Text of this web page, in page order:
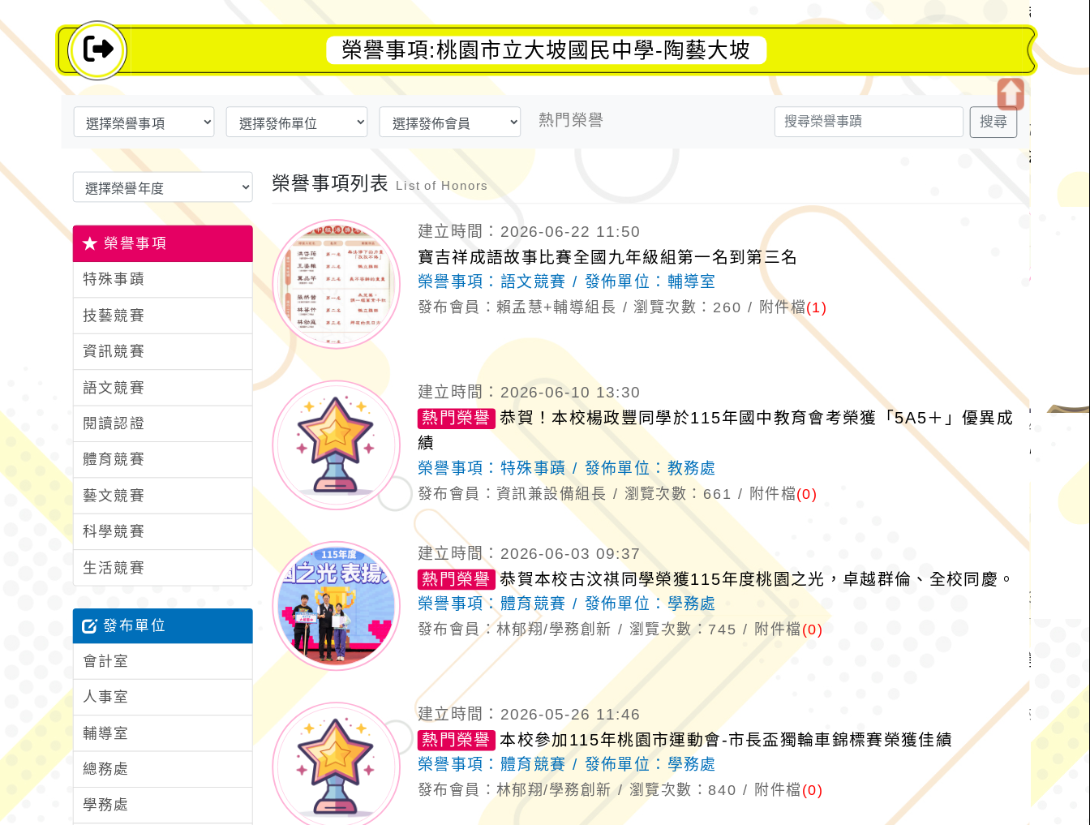
開
啟
榮譽事項:桃園市立大坡國民中學-陶藝大坡
熱門榮譽 搜尋
榮譽事項
特殊事蹟
技藝競賽
資訊競賽
語文競賽
閱讀認證
體育競賽
藝文競賽
科學競賽
生活競賽
發布單位
會計室
人事室
輔導室
總務處
學務處
榮譽事項列表 List of Honors
建立時間：2026-06-22 11:50
寶吉祥成語故事比賽全國九年級組第一名到第三名
榮譽事項： 語文競賽 發佈單位： 輔導室
發布會員：賴孟慧+輔導組長 瀏覽次數：260 附件檔(1)
建立時間：2026-06-10 13:30
熱門榮譽 恭賀！本校楊政豐同學於115年國中教育會考榮獲「5A5＋」優異成
績
榮譽事項： 特殊事蹟 發佈單位： 教務處
發布會員：資訊兼設備組長 瀏覽次數：661 附件檔(0)
建立時間：2026-06-03 09:37
熱門榮譽 恭賀本校古汶祺同學榮獲115年度桃園之光，卓越群倫、全校同慶。
榮譽事項： 體育競賽 發佈單位：學務處
發布會員：林郁翔/學務創新 瀏覽次數：745 附件檔 (0)
建立時間：2026-05-26 11:46
熱門榮譽 本校參加115年桃園市運動會-市長盃獨輪車錦標賽榮獲佳績
榮譽事項： 體育競賽 發佈單位： 學務處
發布會員：林郁翔/學務創新 瀏覽次數：840 附件檔 (0)